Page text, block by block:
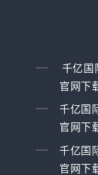
千亿国
官网下
千亿国
官网下
千亿国
官网下